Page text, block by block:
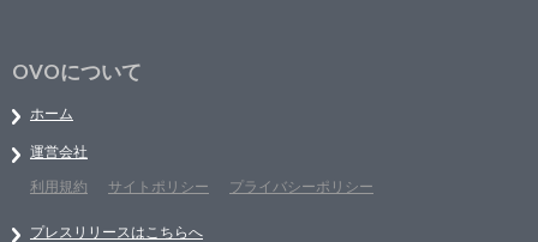
OVOについて
ホーム
運営会社
利用規約
サイトポリシー プライバシーポリシー
プレスリリースはこちらへ